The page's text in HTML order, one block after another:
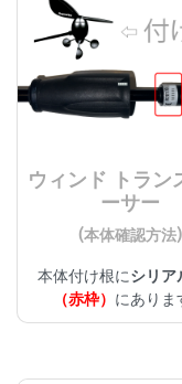
ウィンド トラン
ーサー
(本体確認方法)
本体付け根にシリア
（赤枠） にありま